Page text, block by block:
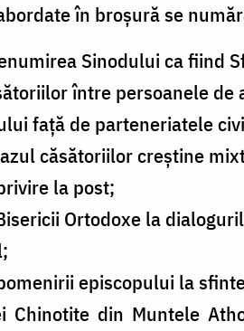
în broşură se
Sinodului ca fiind
între persoanele de
față de parteneriatele
căsătoriilor creștine
la post;
Ortodoxe la
episcopului la
Chinotite din Muntele